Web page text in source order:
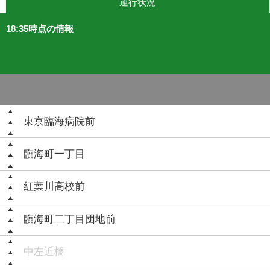
運行状況
18:35時点の情報
東京臨海病院前
臨海町一丁目
紅葉川高校前
臨海町二丁目団地前
中左近橋